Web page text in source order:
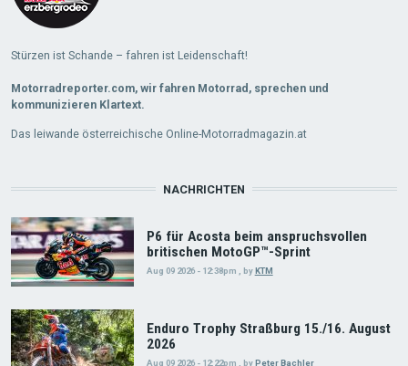
Stürzen ist Schande – fahren ist Leidenschaft!
Motorradreporter.com, wir fahren Motorrad, sprechen und
kommunizieren Klartext.
Das leiwande österreichische Online-Motorradmagazin.at
NACHRICHTEN
P6 für Acosta beim anspruchsvollen
britischen MotoGP™-Sprint
Aug 09 2026 - 12:38pm byKTM
Enduro Trophy Straßburg 15./16. August
2026
Aug 09 2026 - 12:22pm byPeter Bachler